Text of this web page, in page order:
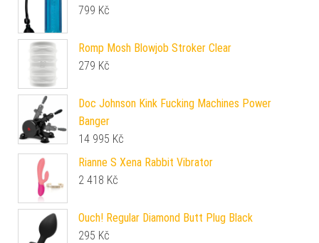
799 Kč
Romp Mosh Blowjob Stroker Clear
279 Kč
Doc Johnson Kink Fucking Machines Power
Banger
14 995 Kč
Rianne S Xena Rabbit Vibrator
2 418 Kč
Ouch! Regular Diamond Butt Plug Black
295 Kč